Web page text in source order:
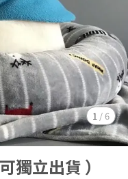
1 /6
獨立出貨 ）